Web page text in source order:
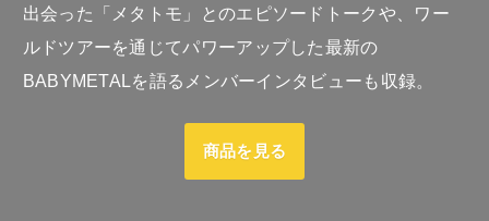
出会った「メタトモ」とのエピソードトークや、ワー
ルドツアーを通じてパワーアップした最新の
BABYMETALを語るメンバーインタビューも収録。
商品を見る